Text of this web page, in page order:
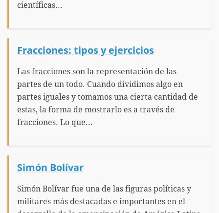
científicas...
Fracciones: tipos y ejercicios
Las fracciones son la representación de las
partes de un todo. Cuando dividimos algo en
partes iguales y tomamos una cierta cantidad de
estas, la forma de mostrarlo es a través de
fracciones. Lo que...
Simón Bolívar
Simón Bolívar fue una de las figuras políticas y
militares más destacadas e importantes en el